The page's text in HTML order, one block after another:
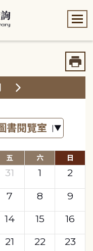
五 六 日
31 1
2
7 8
9
14 15
16
21 22
23